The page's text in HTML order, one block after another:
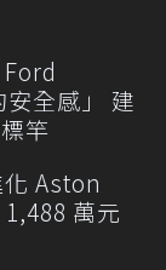
全感」 建
竿
Aston
萬元